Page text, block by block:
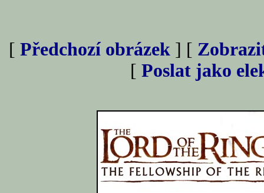
[ Předchozí obrázek ] [
[ Poslat jako